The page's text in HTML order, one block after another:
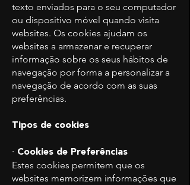
texto enviados para o seu computador
ou dispositivo móvel quando visita
websites. Os cookies ajudam os
websites a armazenar e recuperar
informação sobre os seus hábitos de
navegação por forma a personalizar a
navegação de acordo com as suas
preferências.
Tipos de cookies
· Cookies de Preferências
Estes cookies permitem que os
websites memorizem informações que